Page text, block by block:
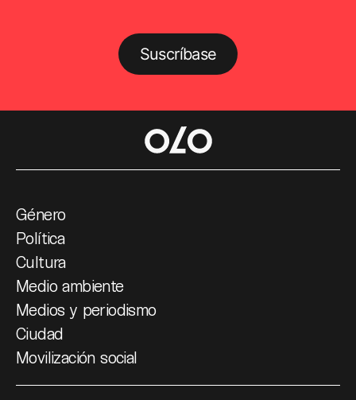
Suscríbase
Género
Política
Cultura
Medio ambiente
Medios y periodismo
Ciudad
Movilización social